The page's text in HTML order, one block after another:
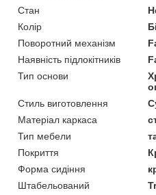
Стан
Колір
Поворотний механізм
Наявність підлокітників
Тип основи
Стиль виготовлення
Матеріал каркаса
Тип мебели
Покриття
Форма сидіння
Штабельований